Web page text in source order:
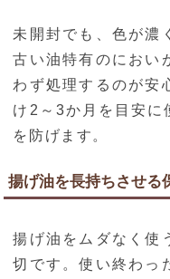
未開封でも、色が濃
古い油特有のにおい
わず処理するのが安
け2～3か月を目安に
を防げます。
揚げ油を長持ちさせる
揚げ油をムダなく使
切です。使い終わっ